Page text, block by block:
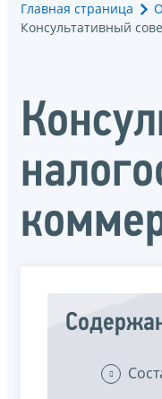
Главная страница
Консультативный